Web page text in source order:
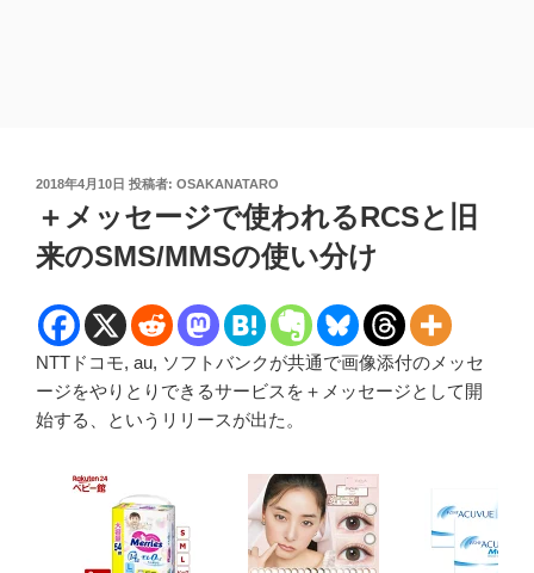
投
日:
2018年4月10日 投稿者: OSAKANATARO
＋メッセージで使われるRCSと旧
来のSMS/MMSの使い分け
NTTドコモ, au, ソフトバンクが共通で画像添付のメッセ
ージをやりとりできるサービスを＋メッセージとして開
始する、というリリースが出た。